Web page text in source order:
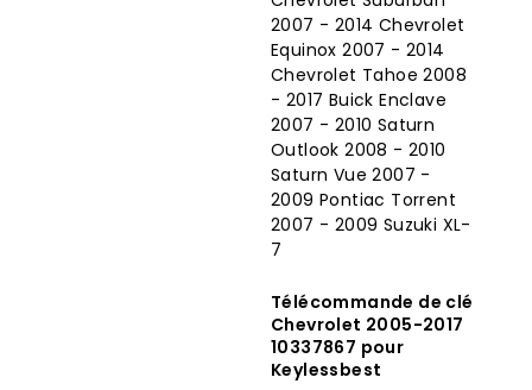
Télécommande de clé
Chevrolet 2005-2017
10337867 pour
Keylessbest